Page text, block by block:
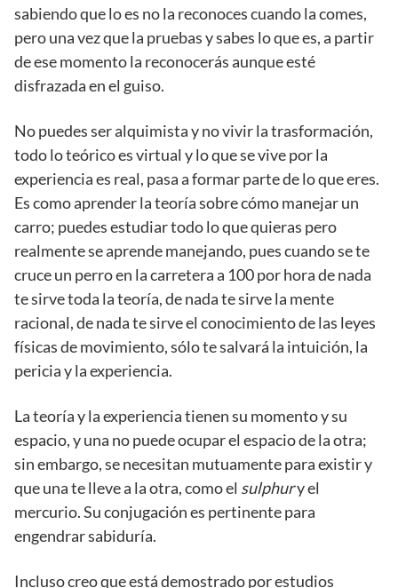
sabiendo que lo es no la reconoces cuando la comes,
pero una vez que la pruebas y sabes lo que es, a partir
de ese momento la reconocerás aunque esté
disfrazada en el guiso.
No puedes ser alquimista y no vivir la trasformación,
todo lo teórico es virtual y lo que se vive por la
experiencia es real, pasa a formar parte de lo que eres.
Es como aprender la teoría sobre cómo manejar un
carro; puedes estudiar todo lo que quieras pero
realmente se aprende manejando, pues cuando se te
cruce un perro en la carretera a 100 por hora de nada
te sirve toda la teoría, de nada te sirve la mente
racional, de nada te sirve el conocimiento de las leyes
físicas de movimiento, sólo te salvará la intuición, la
pericia y la experiencia.
La teoría y la experiencia tienen su momento y su
espacio, y una no puede ocupar el espacio de la otra;
sin embargo, se necesitan mutuamente para existir y
que una te lleve a la otra, como el sulphury el
mercurio. Su conjugación es pertinente para
engendrar sabiduría.
Incluso creo que está demostrado por estudios